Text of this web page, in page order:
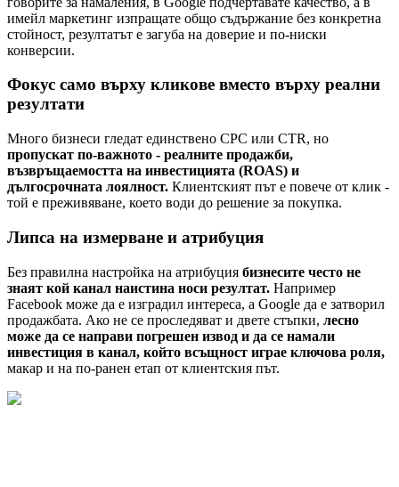
имейл маркетинг изпращате общо съдържание без конкретна
стойност, резултатът е загуба на доверие и по-ниски
конверсии.
Фокус само върху кликове вместо върху реални
резултати
Много бизнеси гледат единствено CPC или CTR, но
пропускат по-важното - реалните продажби,
възвръщаемостта на инвестицията (ROAS) и
дългосрочната лоялност. Клиентският път е повече от клик -
той е преживяване, което води до решение за покупка.
Липса на измерване и атрибуция
Без правилна настройка на атрибуция бизнесите често не
знаят кой канал наистина носи резултат. Например
Facebook може да е изградил интереса, а Google да е затворил
продажбата. Ако не се проследяват и двете стъпки, лесно
може да се направи погрешен извод и да се намали
инвестиция в канал, който всъщност играе ключова роля,
макар и на по-ранен етап от клиентския път.